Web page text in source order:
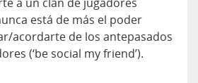
está de más el poder
acordarte de los antepasados
(‘be social my friend’).